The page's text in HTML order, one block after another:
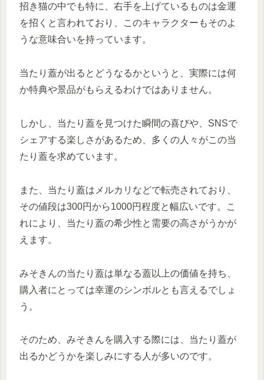
招き猫の中でも特に、右手を上げているものは金運
を招くと言われており、このキャラクターもそのよ
うな意味合いを持っています。
当たり蓋が出るとどうなるかというと、実際には何
か特典や景品がもらえるわけではありません。
しかし、当たり蓋を見つけた瞬間の喜びや、SNSで
シェアする楽しさがあるため、多くの人々がこの当
たり蓋を求めています。
また、当たり蓋はメルカリなどで転売されており、
その値段は300円から1000円程度と幅広いです。こ
れにより、当たり蓋の希少性と需要の高さがうかが
えます。
みそきんの当たり蓋は単なる蓋以上の価値を持ち、
購入者にとっては幸運のシンボルとも言えるでしょ
う。
そのため、みそきんを購入する際には、当たり蓋が
出るかどうかを楽しみにする人が多いのです。